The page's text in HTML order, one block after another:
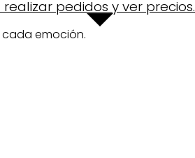
pedidos y ver precios.
emoción.